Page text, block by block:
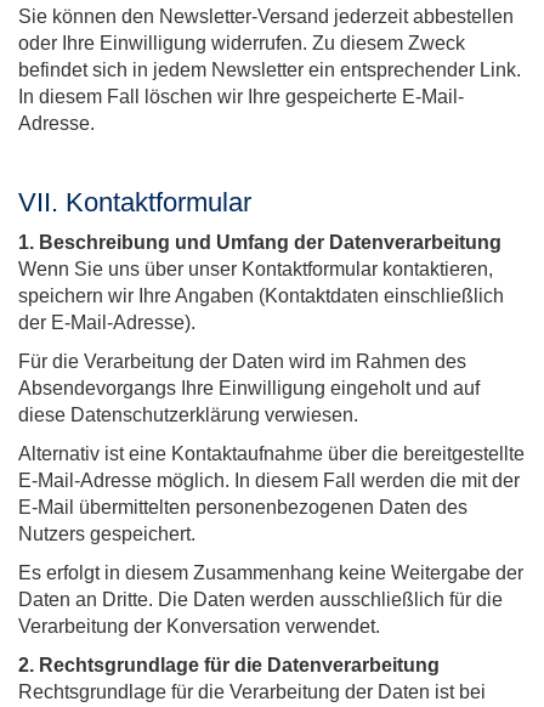
Sie können den Newsletter-Versand jederzeit abbestellen
oder Ihre Einwilligung widerrufen. Zu diesem Zweck
befindet sich in jedem Newsletter ein entsprechender Link.
In diesem Fall löschen wir Ihre gespeicherte E-Mail-
Adresse.
VII. Kontaktformular
1. Beschreibung und Umfang der Datenverarbeitung
Wenn Sie uns über unser Kontaktformular kontaktieren,
speichern wir Ihre Angaben (Kontaktdaten einschließlich
der E-Mail-Adresse).
Für die Verarbeitung der Daten wird im Rahmen des
Absendevorgangs Ihre Einwilligung eingeholt und auf
diese Datenschutzerklärung verwiesen.
Alternativ ist eine Kontaktaufnahme über die bereitgestellte
E-Mail-Adresse möglich. In diesem Fall werden die mit der
E-Mail übermittelten personenbezogenen Daten des
Nutzers gespeichert.
Es erfolgt in diesem Zusammenhang keine Weitergabe der
Daten an Dritte. Die Daten werden ausschließlich für die
Verarbeitung der Konversation verwendet.
2. Rechtsgrundlage für die Datenverarbeitung
Rechtsgrundlage für die Verarbeitung der Daten ist bei